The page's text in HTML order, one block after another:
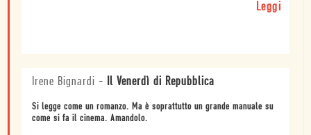
Leggi
Irene Bignardi - Il Venerdì di Repubblica
Si legge come un romanzo. Ma è soprattutto un grande manuale su
come si fa il cinema. Amandolo.